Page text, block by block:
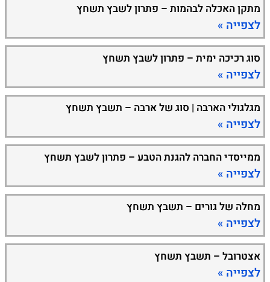
מתקן האכלה לבהמות – פתרון לשבץ תשחץ
לצפייה »
סוג רכיכה ימית – פתרון לשבץ תשחץ
לצפייה »
מגלגולי הארבה | סוג של ארבה – תשבץ תשחץ
לצפייה »
ממייסדי החברה להגנת הטבע – פתרון לשבץ תשחץ
לצפייה »
מחלה של גורים – תשבץ תשחץ
לצפייה »
אצטרובל – תשבץ תשחץ
לצפייה »